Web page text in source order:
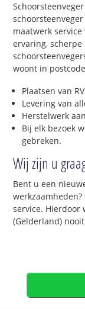
maatwerk
ervaring,
woont in
Plaatsen van
Levering van
Herstelwerk
Bij elk bezoek
gebreken.
Wij zijn u
Bent u een
service. Hierdoor
(Gelderland)